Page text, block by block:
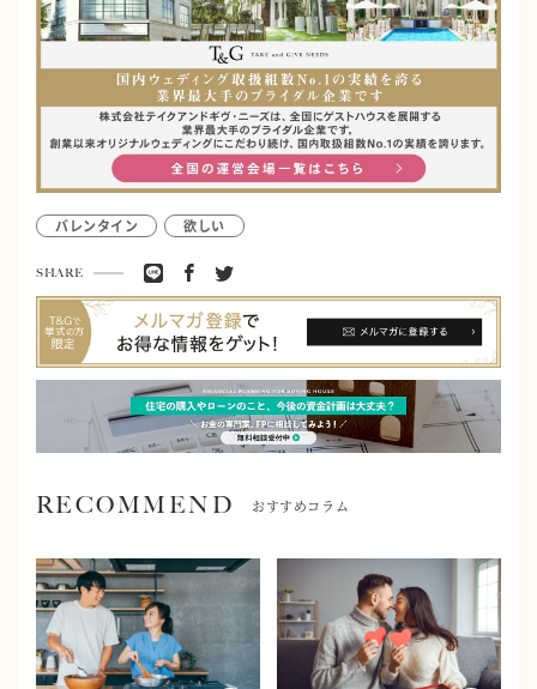
バレンタイン 欲しい
SHARE
RECOMMEND おすすめコラム